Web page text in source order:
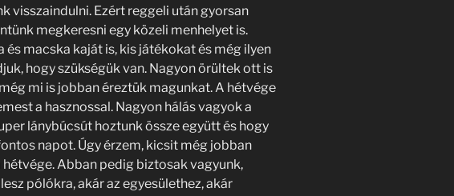
visszaindulni. Ezért reggeli után gyorsan
megkeresni egy közeli menhelyet is.
macska kaját is, kis játékokat és még ilyen
hogy szükségük van. Nagyon örültek ott is
mi is jobban éreztük magunkat. A hétvége
a hasznossal. Nagyon hálás vagyok a
lánybúcsút hoztunk össze együtt és hogy
napot. Úgy érzem, kicsit még jobban
Abban pedig biztosak vagyunk,
pólókra, akár az egyesülethez, akár